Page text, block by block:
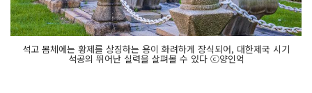
석고 몸체에는 황제를 상징하는 용이 화려하게 장식되어, 대한제국 시기
석공의 뛰어난 실력을 살펴볼 수 있다 ⓒ양인억